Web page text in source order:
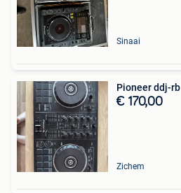
Sinaai
Pioneer ddj-rb
€ 170,00
Zichem